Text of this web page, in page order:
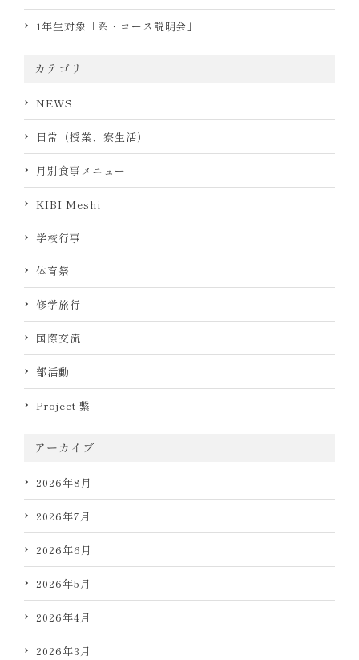
1年生対象「系・コース説明会」
カテゴリ
NEWS
日常（授業、寮生活）
月別食事メニュー
KIBI Meshi
学校行事
体育祭
修学旅行
国際交流
部活動
Project 繋
アーカイブ
2026年8月
2026年7月
2026年6月
2026年5月
2026年4月
2026年3月